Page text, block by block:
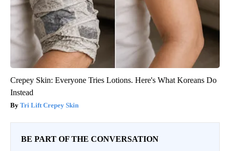
Crepey Skin: Everyone Tries Lotions. Here's What Koreans Do
Instead
Tri Lift Crepey Skin
BE PART OF THE CONVERSATION